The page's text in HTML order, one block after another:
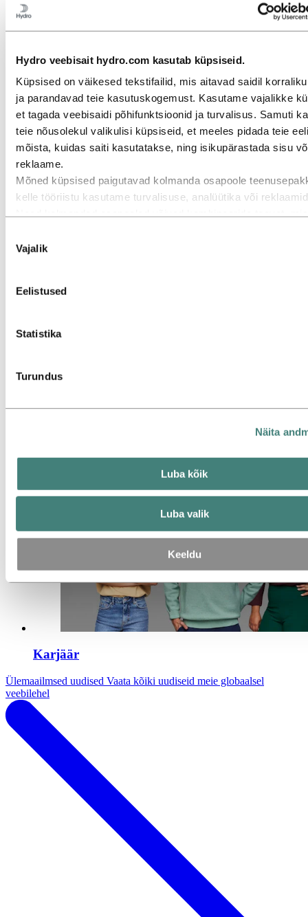
Hydro veebisait hydro.com kasutab küpsiseid.
Küpsised on väikesed tekstifailid, mis aitavad saidil
ja parandavad teie kasutuskogemust. Kasutame vajalikke
et tagada veebisaidi põhifunktsioonid ja turvalisus. Samuti
teie nõusolekul valikulisi küpsiseid, et meeles pidada teie
mõista, kuidas saiti kasutatakse, ning isikupärastada sisu
reklaame.
Mõned küpsised paigutavad kolmanda osapoole
kelle tööriistu kasutame turvalisuse, analüütika või
neile edastanud, või teabega, mille nad on kogunud teie
isikuandmete vastutav töötleja. Nende kolmandate
valik
Vajalik
Eelistused
Statistika
Turundus
Näita
Luba kõik
Luba valik
Keeldu
alumiinium
Taastuvenergia on rohelise ülemineku keskmes.
Karjäär
Ülemaailmsed uudised Vaata kõiki uudiseid meie globaalsel
veebilehel